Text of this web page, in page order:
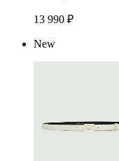
13 990 ₽
New